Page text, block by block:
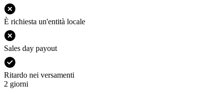
È richiesta un'entità locale
Sales day payout
Ritardo nei versamenti
2 giorni